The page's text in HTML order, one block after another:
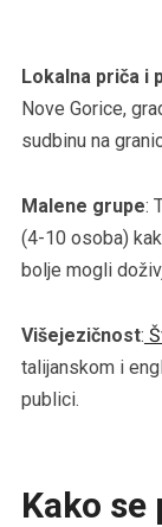
Lokalna priča i
Nove Gorice,
sudbinu na
Malene grupe:
(4-10 osoba)
bolje mogli
Višejezičnost:
talijanskom i
publici.
Kako